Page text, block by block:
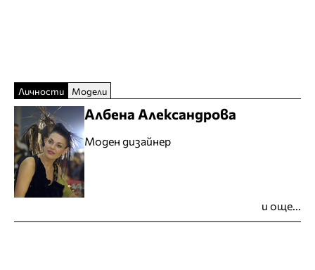
Личности Модели
Албена Александрова
Моден дизайнер
и още...